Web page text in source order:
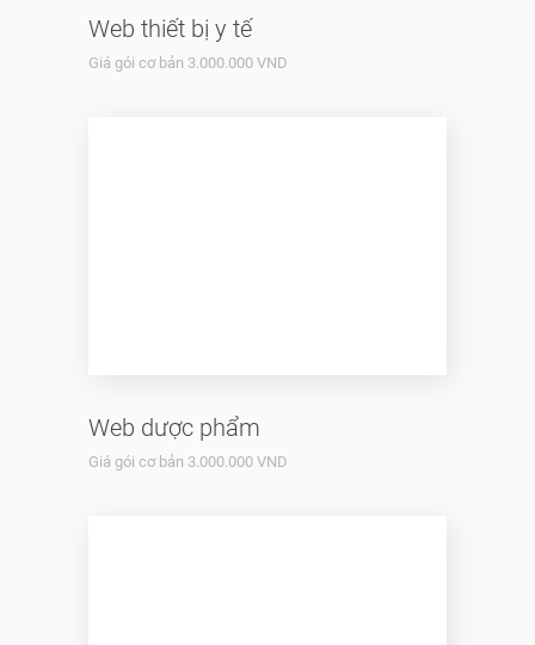
Web thiết bị y tế
Giá gói cơ bản 3.000.000 VND
Web dược phẩm
Giá gói cơ bản 3.000.000 VND